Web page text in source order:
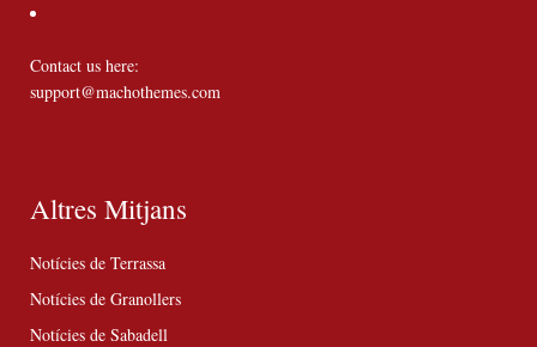
Contact us here:
support@machothemes.com
Altres Mitjans
Notícies de Terrassa
Notícies de Granollers
Notícies de Sabadell